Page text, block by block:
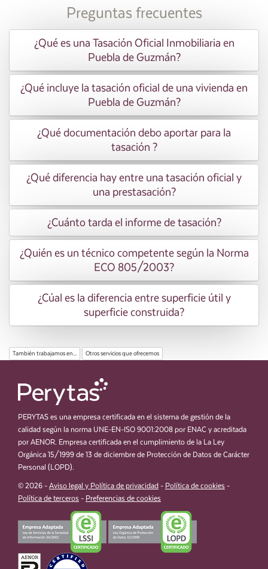
Preguntas frecuentes
¿Qué es una Tasación Oficial Inmobiliaria en
Puebla de Guzmán?
¿Qué incluye la tasación oficial de una vivienda en
Puebla de Guzmán?
¿Qué documentación debo aportar para la
tasación ?
¿Qué diferencia hay entre una tasación oficial y
una prestasación?
¿Cuánto tarda el informe de tasación?
¿Quién es un técnico competente según la Norma
ECO 805/2003?
¿Cúal es la diferencia entre superficie útil y
superficie construida?
También trabajamos en... Otros servicios que ofrecemos
PERYTAS es una empresa certificada en el sistema de gestión de la
calidad según la norma UNE-EN-ISO 9001:2008 por ENAC y acreditada
por AENOR. Empresa certificada en el cumplimiento de la La Ley
Orgánica 15/1999 de 13 de diciembre de Protección de Datos de Carácter
Personal (LOPD).
© 2026 - Aviso legal y Política de privacidad - Política de cookies -
Política de terceros - Preferencias de cookies